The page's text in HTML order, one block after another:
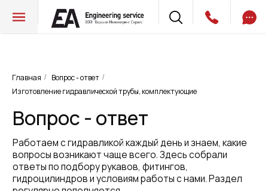
Главная / Вопрос - ответ /
Изготовление гидравлической трубы, комплектующие
вопросы возникают чаще всего. Здесь собрали
ответы по подбору рукавов, фитингов,
гидроцилиндров и условиям работы с нами. Раздел
Вопрос - ответ